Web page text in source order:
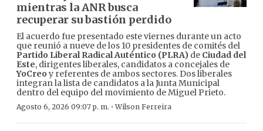
mientras la ANR busca
recuperar su bastión perdido
El acuerdo fue presentado este viernes durante un acto
que reunió a nueve de los 10 presidentes de comités del
Partido Liberal Radical Auténtico (PLRA) de Ciudad del
Este, dirigentes liberales, candidatos a concejales de
YoCreo y referentes de ambos sectores. Dos liberales
integran la lista de candidatos a la Junta Municipal
dentro del equipo del movimiento de Miguel Prieto.
Agosto 6, 2026 09:07 p. m. ·Wilson Ferreira